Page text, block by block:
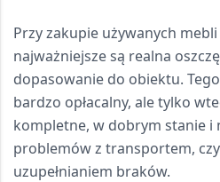
Przy zakupie używanych
najważniejsze są realna
dopasowanie do obiektu.
bardzo opłacalny, ale tylko
kompletne, w dobrym stanie i
problemów z transportem,
uzupełnianiem braków.